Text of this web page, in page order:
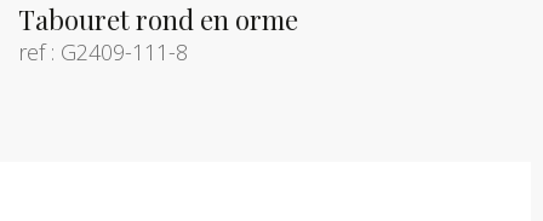
Tabouret rond en orme
ref : G2409-111-8